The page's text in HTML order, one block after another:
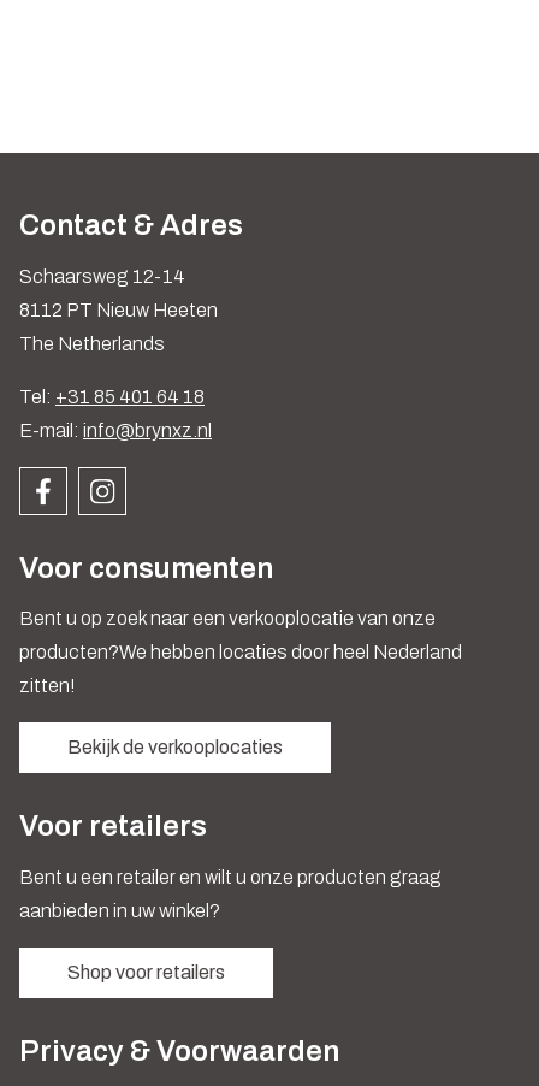
Contact & Adres
Schaarsweg 12-14
8112 PT Nieuw Heeten
The Netherlands
Tel: +31 85 401 64 18
E-mail: info@brynxz.nl
Voor consumenten
Bent u op zoek naar een verkooplocatie van onze
producten?We hebben locaties door heel Nederland
zitten!
Bekijk de verkooplocaties
Voor retailers
Bent u een retailer en wilt u onze producten graag
aanbieden in uw winkel?
Shop voor retailers
Privacy & Voorwaarden